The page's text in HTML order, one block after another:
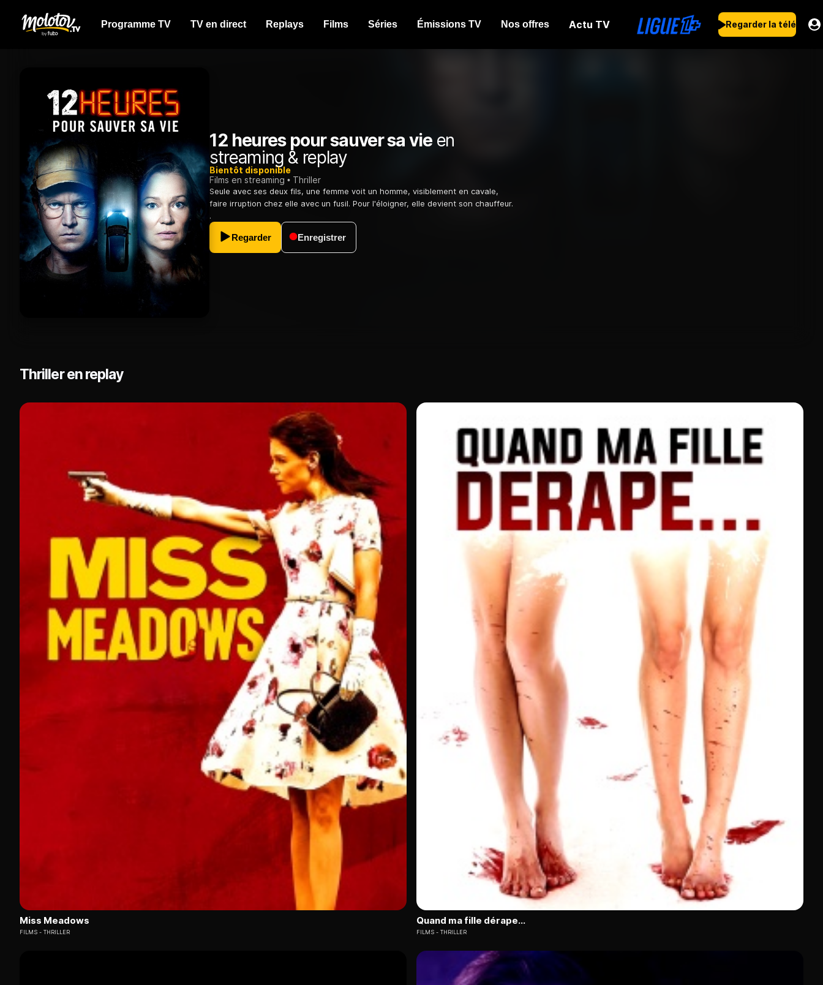
Programme TV TV en direct Replays Films Séries Émissions TV Nos offres Actu TV Regarder la télé
12 heures pour sauver sa vieen
streaming & replay
Bientôt disponible
Films en streaming
Thriller
Seule avec ses deux fils, une femme voit un homme, visiblement en cavale,
faire irruption chez elle avec un fusil. Pour l'éloigner, elle devient son chauffeur.
.
Regarder Enregistrer
Thriller en replay
Miss Meadows
FILMS THRILLER
Quand ma fille dérape...
FILMS THRILLER